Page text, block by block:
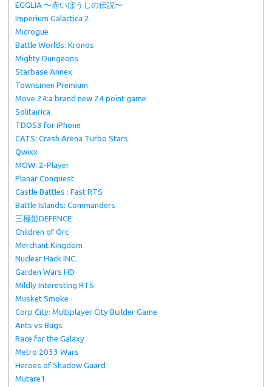
EGGLIA 〜赤いぼうしの伝説〜
Imperium Galactica 2
Microgue
Battle Worlds: Kronos
Mighty Dungeons
Starbase Annex
Townsmen Premium
Move 24:a brand new 24 point game
Solitairica
TDOS3 for iPhone
CATS: Crash Arena Turbo Stars
Qwixx
MOW: 2-Player
Planar Conquest
Castle Battles : Fast RTS
Battle Islands: Commanders
三極姫DEFENCE
Children of Orc
Merchant Kingdom
Nuclear Hack INC.
Garden Wars HD
Mildly Interesting RTS
Musket Smoke
Corp City: Multiplayer City Builder Game
Ants vs Bugs
Race for the Galaxy
Metro 2033 Wars
Heroes of Shadow Guard
Mutare1